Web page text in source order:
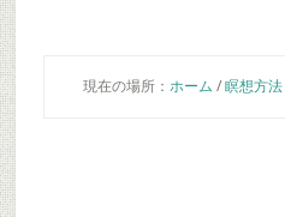
現在の場所： ホーム / 瞑想方法